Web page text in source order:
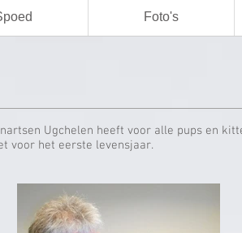
Foto's
Ugchelen heeft voor alle pups en
voor het eerste levensjaar.